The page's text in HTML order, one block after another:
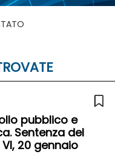
pubblico e
Sentenza del
20 gennaio